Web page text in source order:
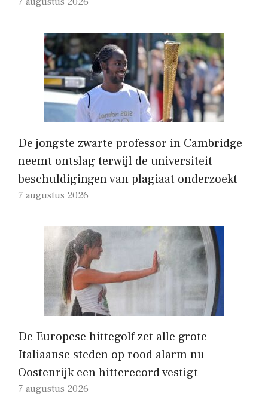
De jongste zwarte professor in Cambridge
neemt ontslag terwijl de universiteit
beschuldigingen van plagiaat onderzoekt
7 augustus 2026
De Europese hittegolf zet alle grote
Italiaanse steden op rood alarm nu
Oostenrijk een hitterecord vestigt
7 augustus 2026